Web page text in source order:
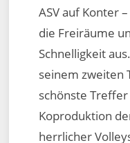
ASV auf Konter
die Freiräume
Schnelligkeit
seinem zweiten
schönste
Koproduktion
herrlicher